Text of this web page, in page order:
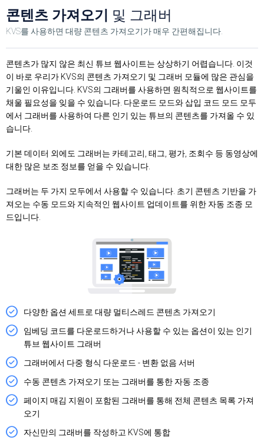
콘텐츠 가져오기 및 그래버
KVS를 사용하면 대량 콘텐츠 가져오기가 매우 간편해집니다.
콘텐츠가 많지 않은 최신 튜브 웹사이트는 상상하기 어렵습니다. 이것
이 바로 우리가 KVS의 콘텐츠 가져오기 및 그래버 모듈에 많은 관심을
기울인 이유입니다. KVS의 그래버를 사용하면 원칙적으로 웹사이트를
채울 필요성을 잊을 수 있습니다. 다운로드 모드와 삽입 코드 모드 모두
에서 그래버를 사용하여 다른 인기 있는 튜브의 콘텐츠를 가져올 수 있
습니다.
기본 데이터 외에도 그래버는 카테고리, 태그, 평가, 조회수 등 동영상에
대한 많은 보조 정보를 얻을 수 있습니다.
그래버는 두 가지 모두에서 사용할 수 있습니다. 초기 콘텐츠 기반을 가
져오는 수동 모드와 지속적인 웹사이트 업데이트를 위한 자동 조종 모
드입니다.
다양한 옵션 세트로 대량 멀티스레드 콘텐츠 가져오기
임베딩 코드를 다운로드하거나 사용할 수 있는 옵션이 있는 인기
튜브 웹사이트 그래버
그래버에서 다중 형식 다운로드 - 변환 없음 서버
수동 콘텐츠 가져오기 또는 그래버를 통한 자동 조종
페이지 매김 지원이 포함된 그래버를 통해 전체 콘텐츠 목록 가져
오기
자신만의 그래버를 작성하고 KVS에 통합